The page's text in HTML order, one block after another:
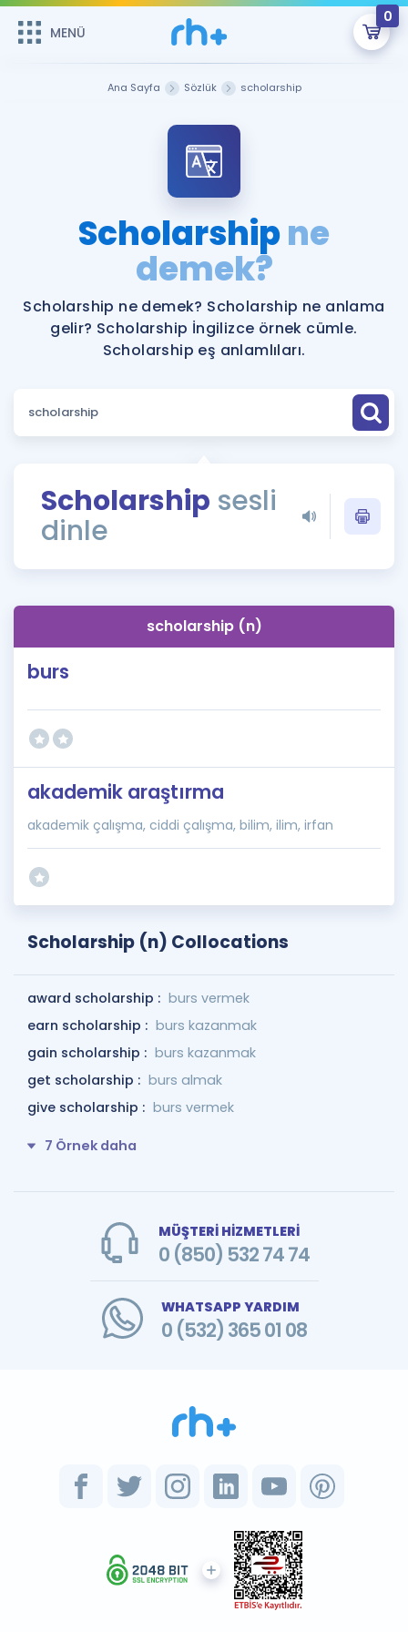
MENÜ
0
Şifremi Hatırlamıyorum
Sepetin Şu An Boş.
Remzi Hoca ile seni sınava hazırlayacak onlarca eğitim seni
bekliyor!
MENÜ
Katılımcı Görüşleri
Faydalı Araçlar
Ücretsiz Kaynaklar
Puan Hesaplama
ÖSYM Sınav Takvimi
Kampanyalar
İngilizce Gramer
İngilizce Gramer
Ana Sayfa Sözlük scholarship
Scholarshipne
demek?
Scholarship ne demek? Scholarship ne anlama
gelir? Scholarship İngilizce örnek cümle.
Scholarship eş anlamlıları.
Scholarship sesli
dinle
scholarship (n)
burs
akademik araştırma
akademik çalışma, ciddi çalışma, bilim, ilim, irfan
Scholarship (n) Collocations
award scholarship : burs vermek
earn scholarship : burs kazanmak
gain scholarship : burs kazanmak
get scholarship : burs almak
give scholarship : burs vermek
7 Örnek daha
MÜŞTERİ HİZMETLERİ
0 (850) 532 74 74
WHATSAPP YARDIM
0 (532) 365 01 08